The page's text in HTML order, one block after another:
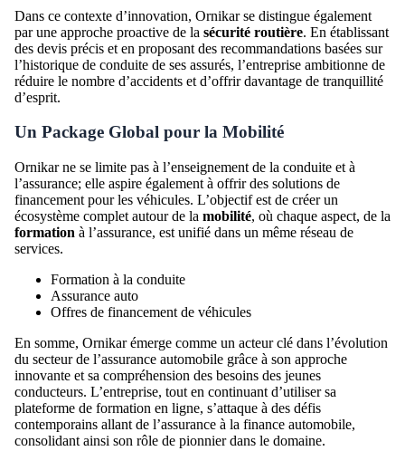
Dans ce contexte d’innovation, Ornikar se distingue également
par une approche proactive de la sécurité routière. En établissant
des devis précis et en proposant des recommandations basées sur
l’historique de conduite de ses assurés, l’entreprise ambitionne de
réduire le nombre d’accidents et d’offrir davantage de tranquillité
d’esprit.
Un Package Global pour la Mobilité
Ornikar ne se limite pas à l’enseignement de la conduite et à
l’assurance; elle aspire également à offrir des solutions de
financement pour les véhicules. L’objectif est de créer un
écosystème complet autour de la mobilité, où chaque aspect, de la
formation à l’assurance, est unifié dans un même réseau de
services.
Formation à la conduite
Assurance auto
Offres de financement de véhicules
En somme, Ornikar émerge comme un acteur clé dans l’évolution
du secteur de l’assurance automobile grâce à son approche
innovante et sa compréhension des besoins des jeunes
conducteurs. L’entreprise, tout en continuant d’utiliser sa
plateforme de formation en ligne, s’attaque à des défis
contemporains allant de l’assurance à la finance automobile,
consolidant ainsi son rôle de pionnier dans le domaine.